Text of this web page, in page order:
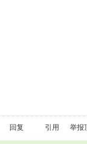
回复 引用 举报